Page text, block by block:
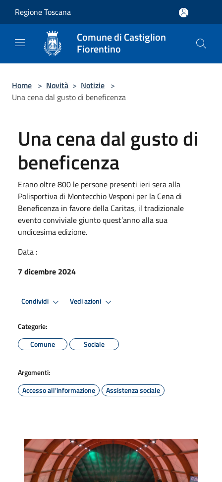
Regione Toscana
Comune di Castiglion
Fiorentino
Home > Novità > Notizie >
Una cena dal gusto di beneficenza
Una cena dal gusto di
beneficenza
Erano oltre 800 le persone presenti ieri sera alla
Polisportiva di Montecchio Vesponi per la Cena di
Beneficenza in favore della Caritas, il tradizionale
evento conviviale giunto quest’anno alla sua
undicesima edizione.
Data :
7 dicembre 2024
Condividi Vedi azioni
Categorie:
Comune
Sociale
Argomenti:
Accesso all'informazione
Assistenza sociale